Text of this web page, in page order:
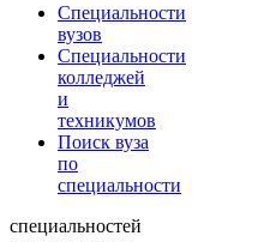
Специальности
вузов
Специальности
колледжей
и
техникумов
Поиск вуза
по
специальности
специальностей